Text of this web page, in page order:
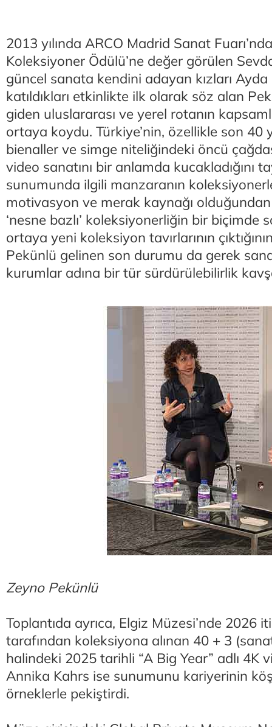
2013 yılında ARCO Madrid Sanat
Koleksiyoner Ödülü’ne değer görülen
güncel sanata kendini adayan kızları Ayda
katıldıkları etkinlikte ilk olarak söz alan
giden uluslararası ve yerel rotanın
ortaya koydu. Türkiye’nin, özellikle son 40
bienaller ve simge niteliğindeki öncü
video sanatını bir anlamda kucakladığını
sunumunda ilgili manzaranın
motivasyon ve merak kaynağı
‘nesne bazlı’ koleksiyonerliğin bir biçimde
ortaya yeni koleksiyon tavırlarının
Pekünlü gelinen son durumu da gerek
kurumlar adına bir tür sürdürülebilirlik
Zeyno Pekünlü
Toplantıda ayrıca, Elgiz Müzesi’nde 2026
tarafından koleksiyona alınan 40 + 3
halindeki 2025 tarihli “A Big Year” adlı 4K
Annika Kahrs ise sunumunu kariyerinin
örneklerle pekiştirdi.